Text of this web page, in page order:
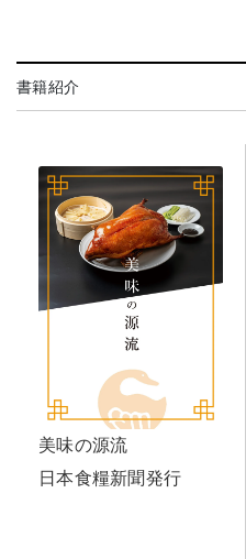
書籍紹介
美味の源流
日本食糧新聞発行